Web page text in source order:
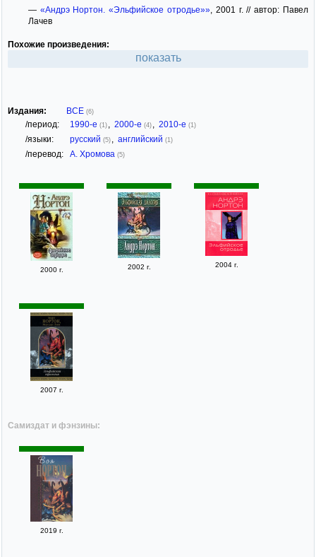
— «Андрэ Нортон. «Эльфийское отродье»» , 2001 г. // автор: Павел
Лачев
Похожие произведения:
показать
Издания: ВСЕ (6)
/период: 1990-е (1) , 2000-е (4) , 2010-е (1)
/языки: русский (5) , английский (1)
/перевод: А. Хромова (5)
2000 г. 2002 г. 2004 г.
2007 г.
Самиздат и фэнзины:
2019 г.